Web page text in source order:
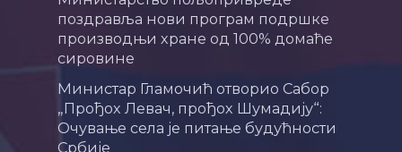
поздравља нови програм подршке
производњи хране од 100% домаће
сировине
Министар Гламочић отворио Сабор
„Прођох Левач, прођох Шумадију“:
Очување села је питање будућности
Србије